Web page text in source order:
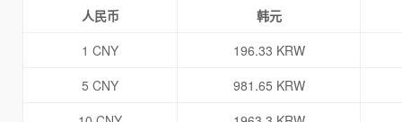
人民币
韩元
1 CNY
196.33 KRW
5 CNY
981.65 KRW